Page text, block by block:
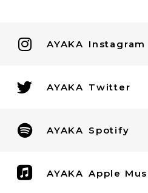
AYAKA Instagram
AYAKA Twitter
AYAKA Spotify
AYAKA Apple